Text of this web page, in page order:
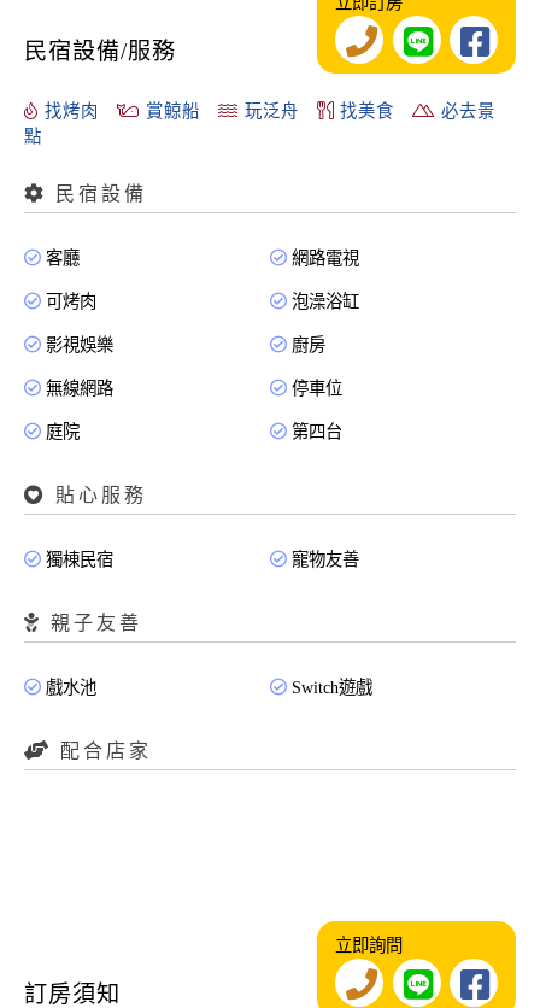
民宿設備/服務
找烤肉 賞鯨船 玩泛舟 找美食
必去景
點
民宿設備
客廳 網路電視
可烤肉 泡澡浴缸
影視娛樂 廚房
無線網路 停車位
庭院 第四台
貼心服務
獨棟民宿 寵物友善
親子友善
戲水池 Switch遊戲
配合店家
訂房須知
立即詢問